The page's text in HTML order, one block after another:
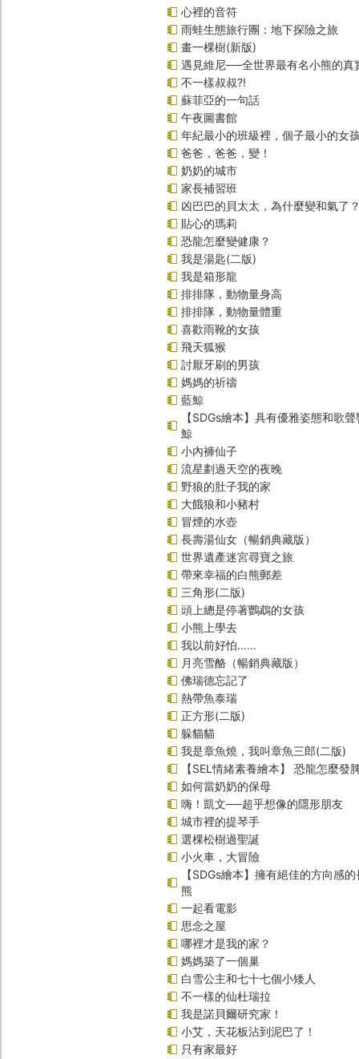
心裡的音符
雨蛙生態旅行團：地下探險之旅
畫一棵樹(新版)
遇見維尼──全世界最有名小熊的真
不一樣叔叔?!
蘇菲亞的一句話
午夜圖書館
年紀最小的班級裡，個子最小的女
爸爸，爸爸，變！
奶奶的城市
家長補習班
凶巴巴的貝太太，為什麼變和氣了
貼心的瑪莉
恐龍怎麼變健康？
我是湯匙(二版)
我是箱形龍
排排隊，動物量身高
排排隊，動物量體重
喜歡雨靴的女孩
飛天狐猴
討厭牙刷的男孩
媽媽的祈禱
藍鯨
【SDGs繪本】具有優雅姿態和歌
鯨
小內褲仙子
流星劃過天空的夜晚
野狼的肚子我的家
大餓狼和小豬村
冒煙的水壺
長壽湯仙女（暢銷典藏版）
世界遺產迷宮尋寶之旅
帶來幸福的白熊郵差
三角形(二版)
頭上總是停著鸚鵡的女孩
小熊上學去
我以前好怕……
月亮雪酪（暢銷典藏版）
佛瑞德忘記了
熱帶魚泰瑞
正方形(二版)
躲貓貓
我是章魚燒，我叫章魚三郎(二版)
【SEL情緒素養繪本】 恐龍怎麼發
如何當奶奶的保母
嗨！凱文──超乎想像的隱形朋友
城市裡的提琴手
選棵松樹過聖誕
小火車，大冒險
【SDGs繪本】擁有絕佳的方向感
熊
一起看電影
思念之屋
哪裡才是我的家？
媽媽築了一個巢
白雪公主和七十七個小矮人
不一樣的仙杜瑞拉
我是諾貝爾研究家！
小艾，天花板沾到泥巴了！
只有家最好